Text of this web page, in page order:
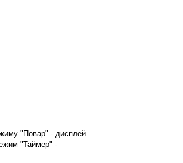
"Повар" - дисплей
"Таймер" -